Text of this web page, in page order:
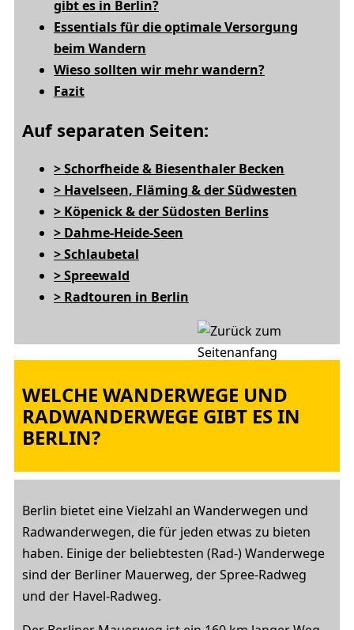
gibt es in Berlin?
Essentials für die optimale Versorgung
beim Wandern
Wieso sollten wir mehr wandern?
Fazit
Auf separaten Seiten:
> Schorfheide & Biesenthaler Becken
> Havelseen, Fläming & der Südwesten
> Köpenick & der Südosten Berlins
> Dahme-Heide-Seen
> Schlaubetal
> Spreewald
> Radtouren in Berlin
WELCHE WANDERWEGE UND
RADWANDERWEGE GIBT ES IN
BERLIN?
Berlin bietet eine Vielzahl an Wanderwegen und
Radwanderwegen, die für jeden etwas zu bieten
haben. Einige der beliebtesten (Rad-) Wanderwege
sind der Berliner Mauerweg, der Spree-Radweg
und der Havel-Radweg.